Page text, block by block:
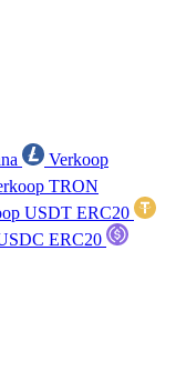
Verkoop
TRON
USDT ERC20
ERC20